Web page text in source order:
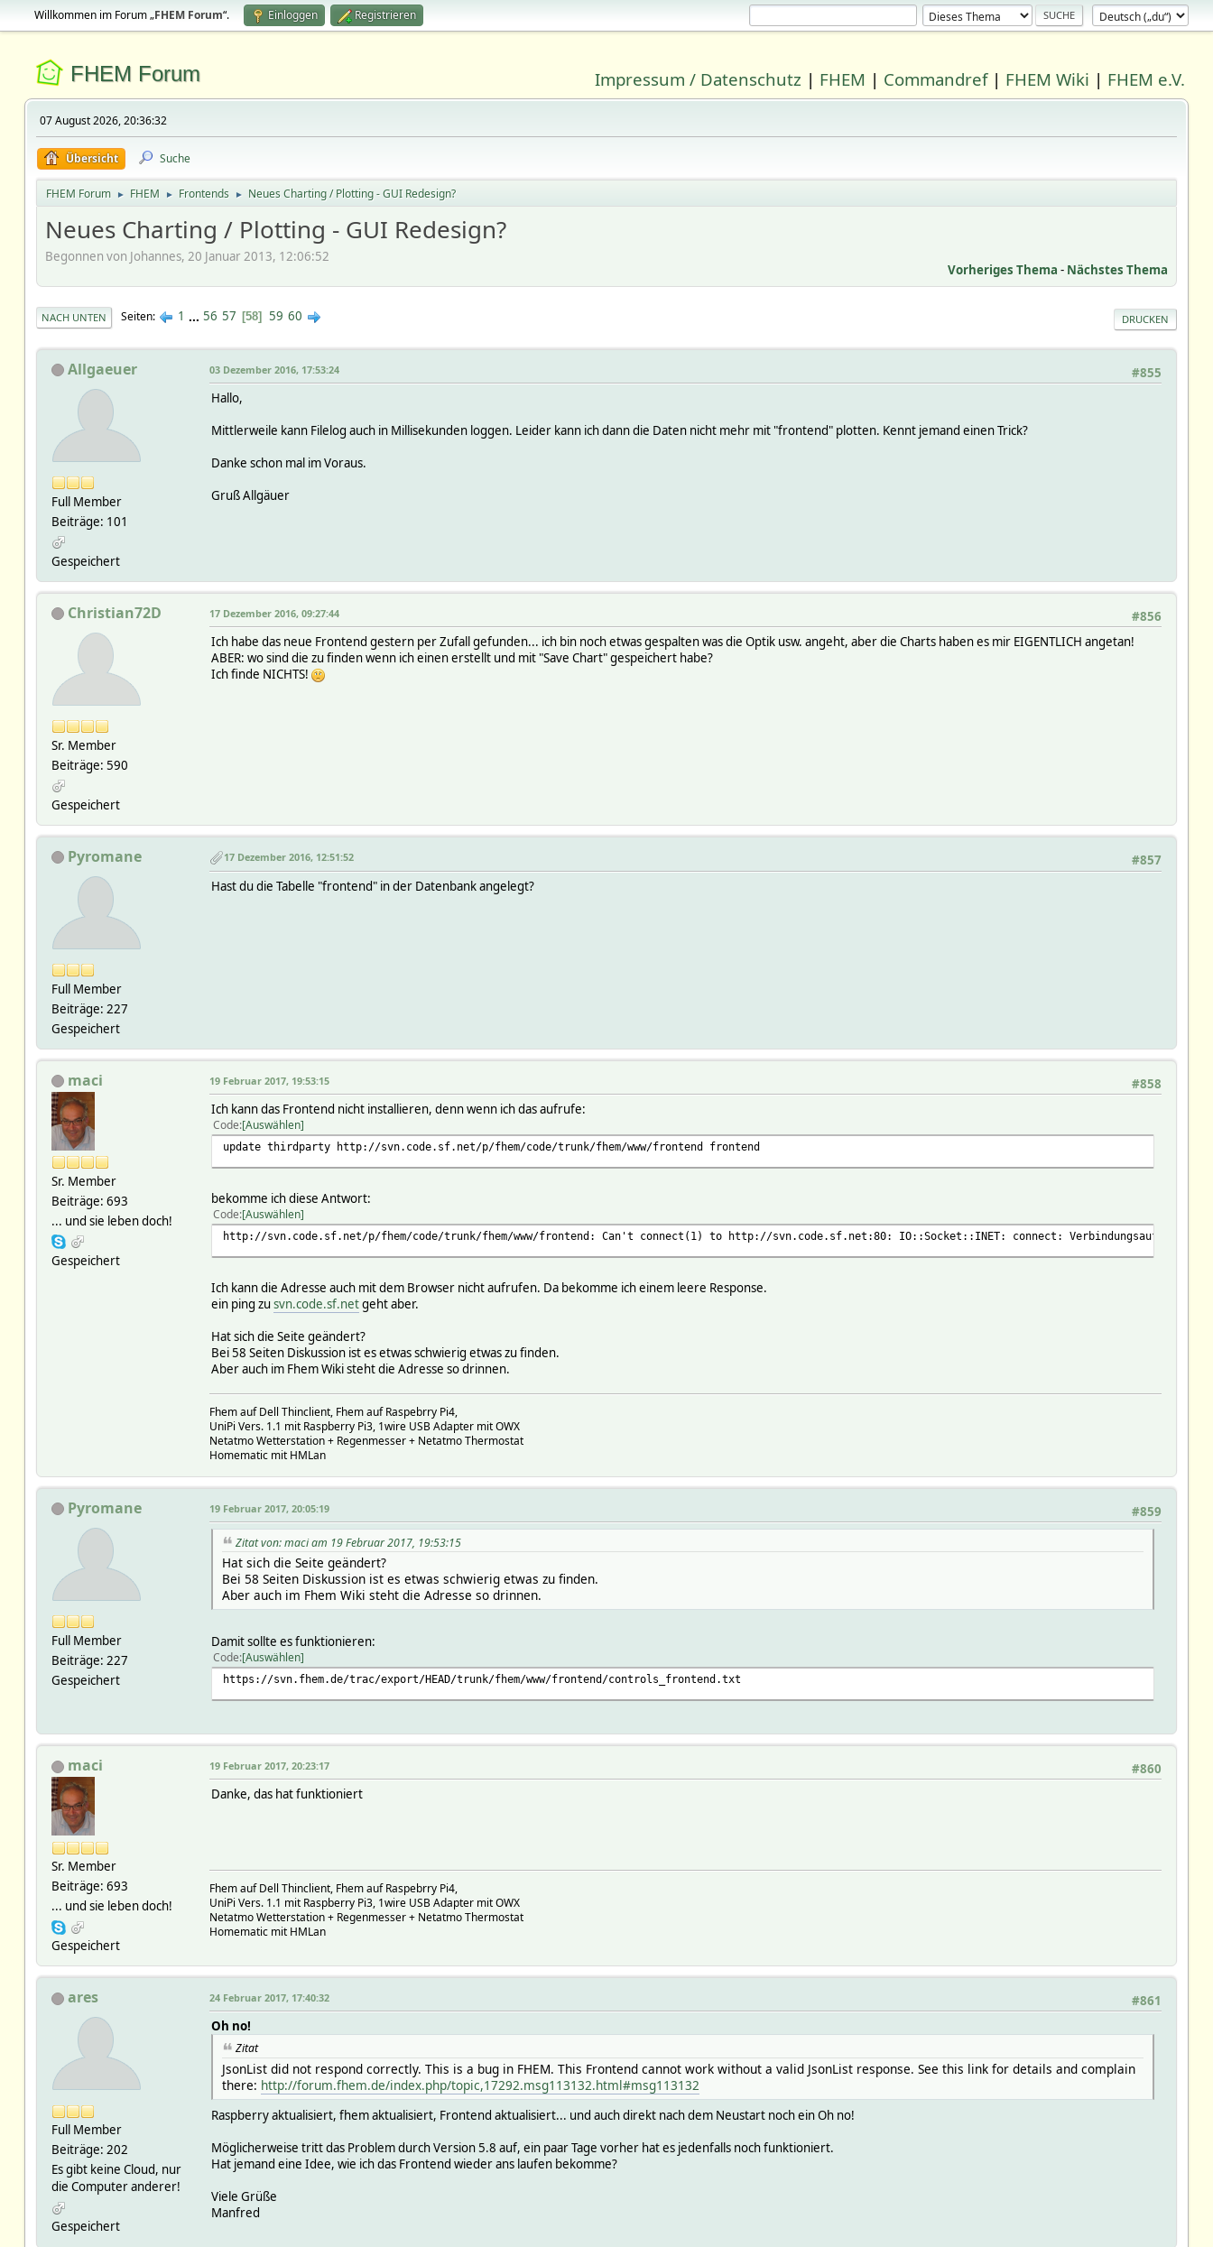
Willkommen im Forum „FHEM Forum“. Einloggen Registrieren
FHEM Forum Impressum / Datenschutz | FHEM | Commandref| FHEM Wiki | FHEM e.V.
07 August 2026, 20:36:32
Übersicht Suche
FHEM Forum ► FHEM ► Frontends ► Neues Charting / Plotting - GUI Redesign?
Neues Charting / Plotting - GUI Redesign?
Begonnen von Johannes, 20 Januar 2013, 12:06:52
Vorheriges Thema - Nächstes Thema
DRUCKEN
NACH UNTEN Seiten 1 ... 56 57 58 59 60
Allgaeuer
Full Member
Beiträge: 101
Gespeichert
#855
03 Dezember 2016, 17:53:24
Hallo,
Mittlerweile kann Filelog auch in Millisekunden loggen. Leider kann ich dann die Daten nicht mehr mit "frontend" plotten. Kennt jemand einen Trick?
Danke schon mal im Voraus.
Gruß Allgäuer
Christian72D
Sr. Member
Beiträge: 590
Gespeichert
#856
17 Dezember 2016, 09:27:44
Ich habe das neue Frontend gestern per Zufall gefunden... ich bin noch etwas gespalten was die Optik usw. angeht, aber die Charts haben es mir EIGENTLICH angetan!
ABER: wo sind die zu finden wenn ich einen erstellt und mit "Save Chart" gespeichert habe?
Ich finde NICHTS!
Pyromane
Full Member
Beiträge: 227
Gespeichert
#857
17 Dezember 2016, 12:51:52
Hast du die Tabelle "frontend" in der Datenbank angelegt?
maci
Sr. Member
Beiträge: 693
... und sie leben doch!
Gespeichert
#858
19 Februar 2017, 19:53:15
Ich kann das Frontend nicht installieren, denn wenn ich das aufrufe:
Code Auswählen
update thirdparty http://svn.code.sf.net/p/fhem/code/trunk/fhem/www/frontend frontend
bekomme ich diese Antwort:
Code Auswählen
http://svn.code.sf.net/p/fhem/code/trunk/fhem/www/frontend: Can't connect(1) to http://svn.code.sf.net:80: IO::Socket::INET: connect: Verbindungsaufbau
Ich kann die Adresse auch mit dem Browser nicht aufrufen. Da bekomme ich einem leere Response.
ein ping zusvn.code.sf.netgeht aber.
Hat sich die Seite geändert?
Bei 58 Seiten Diskussion ist es etwas schwierig etwas zu finden.
Aber auch im Fhem Wiki steht die Adresse so drinnen.
Fhem auf Dell Thinclient, Fhem auf Raspebrry Pi4,
UniPi Vers. 1.1 mit Raspberry Pi3, 1wire USB Adapter mit OWX
Netatmo Wetterstation + Regenmesser + Netatmo Thermostat
Homematic mit HMLan
Pyromane
Full Member
Beiträge: 227
Gespeichert
#859
19 Februar 2017, 20:05:19
Zitat von: maci am 19 Februar 2017, 19:53:15
Hat sich die Seite geändert?
Bei 58 Seiten Diskussion ist es etwas schwierig etwas zu finden.
Aber auch im Fhem Wiki steht die Adresse so drinnen.
Damit sollte es funktionieren:
Code Auswählen
https://svn.fhem.de/trac/export/HEAD/trunk/fhem/www/frontend/controls_frontend.txt
maci
Sr. Member
Beiträge: 693
... und sie leben doch!
Gespeichert
#860
19 Februar 2017, 20:23:17
Danke, das hat funktioniert
Fhem auf Dell Thinclient, Fhem auf Raspebrry Pi4,
UniPi Vers. 1.1 mit Raspberry Pi3, 1wire USB Adapter mit OWX
Netatmo Wetterstation + Regenmesser + Netatmo Thermostat
Homematic mit HMLan
ares
Full Member
Beiträge: 202
Es gibt keine Cloud, nur
die Computer anderer!
Gespeichert
#861
24 Februar 2017, 17:40:32
Oh no!
Zitat
JsonList did not respond correctly. This is a bug in FHEM. This Frontend cannot work without a valid JsonList response. See this link for details and complain
there: http://forum.fhem.de/index.php/topic,17292.msg113132.html#msg113132
Raspberry aktualisiert, fhem aktualisiert, Frontend aktualisiert... und auch direkt nach dem Neustart noch ein Oh no!
Möglicherweise tritt das Problem durch Version 5.8 auf, ein paar Tage vorher hat es jedenfalls noch funktioniert.
Hat jemand eine Idee, wie ich das Frontend wieder ans laufen bekomme?
Viele Grüße
Manfred